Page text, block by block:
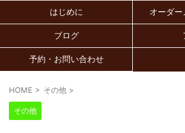
はじめに オーダ
ブログ
予約・お問い合わせ
HOME > その他 >
その他